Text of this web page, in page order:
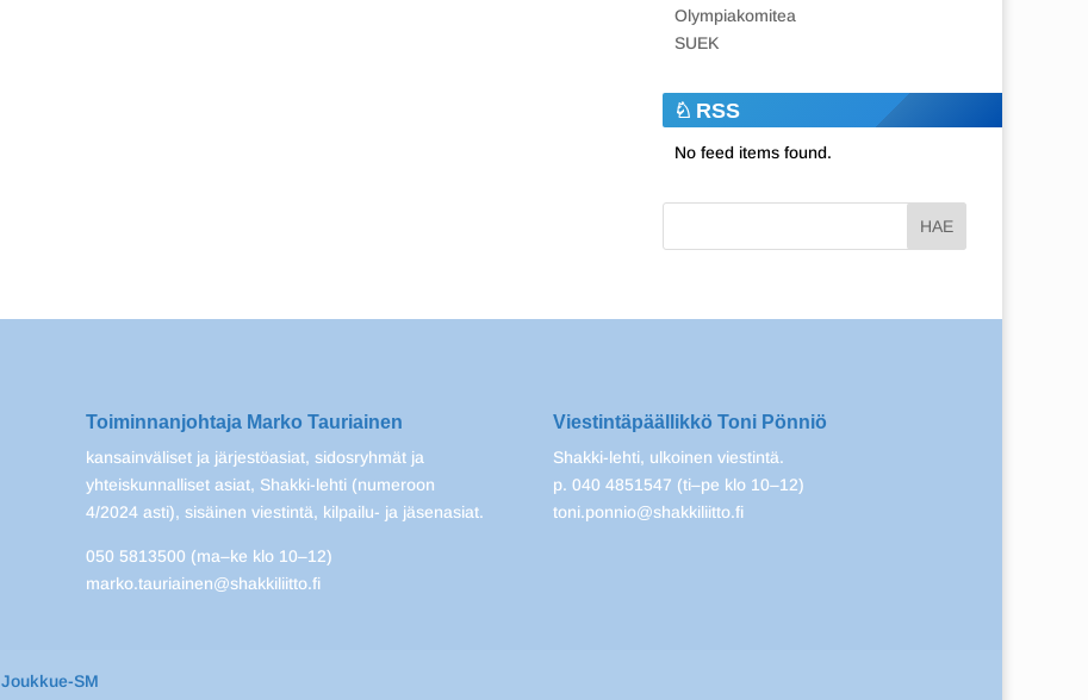
Olympiakomitea
SUEK
RSS
No feed items found.
Toiminnanjohtaja Marko Tauriainen
kansainväliset ja järjestöasiat, sidosryhmät ja
yhteiskunnalliset asiat, Shakki-lehti (numeroon
4/2024 asti), sisäinen viestintä, kilpailu- ja jäsenasiat.
050 5813500 (ma–ke klo 10–12)
marko.tauriainen@shakkiliitto.fi
Viestintäpäällikkö Toni Pönniö
Shakki-lehti, ulkoinen viestintä.
p. 040 4851547 (ti–pe klo 10–12)
toni.ponnio@shakkiliitto.fi
Joukkue-SM